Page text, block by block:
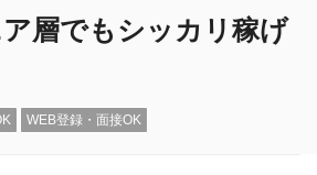
層でもシッカリ稼げ
WEB登録・面接OK